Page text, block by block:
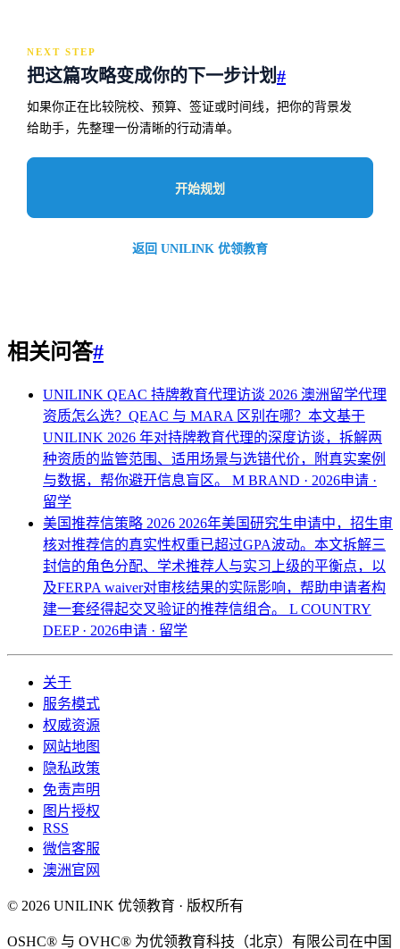
NEXT STEP
把这篇攻略变成你的下一步计划#
如果你正在比较院校、预算、签证或时间线，把你的背景发
给助手，先整理一份清晰的行动清单。
开始规划
返回 UNILINK 优领教育
相关问答#
UNILINK QEAC 持牌教育代理访谈 2026 澳洲留学代理
资质怎么选？QEAC 与 MARA 区别在哪？本文基于
UNILINK 2026 年对持牌教育代理的深度访谈，拆解两
种资质的监管范围、适用场景与选错代价，附真实案例
与数据，帮你避开信息盲区。 M BRAND · 2026申请 ·
留学
美国推荐信策略 2026 2026年美国研究生申请中，招生审
核对推荐信的真实性权重已超过GPA波动。本文拆解三
封信的角色分配、学术推荐人与实习上级的平衡点，以
及FERPA waiver对审核结果的实际影响，帮助申请者构
建一套经得起交叉验证的推荐信组合。 L COUNTRY
DEEP · 2026申请 · 留学
关于
服务模式
权威资源
网站地图
隐私政策
免责声明
图片授权
RSS
微信客服
澳洲官网
© 2026 UNILINK 优领教育 · 版权所有
OSHC® 与 OVHC® 为优领教育科技（北京）有限公司在中国